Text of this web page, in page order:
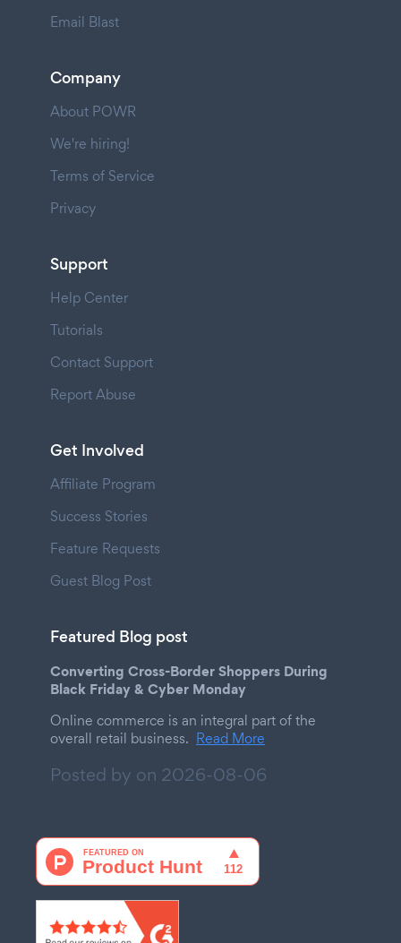
Email Blast
Company
About POWR
We're hiring!
Terms of Service
Privacy
Support
Help Center
Tutorials
Contact Support
Report Abuse
Get Involved
Affiliate Program
Success Stories
Feature Requests
Guest Blog Post
Featured Blog post
Converting Cross-Border Shoppers During
Black Friday & Cyber Monday
Online commerce is an integral part of the
overall retail business. Read More
Posted by on 2026-08-06